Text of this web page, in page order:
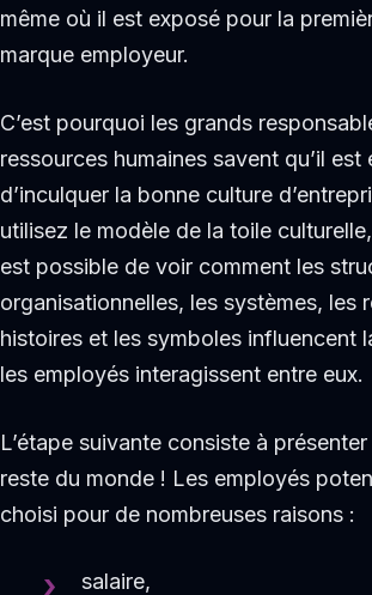
même où il est exposé pour la
marque employeur.
C’est pourquoi les grands
ressources humaines savent qu’il est
d’inculquer la bonne culture
utilisez le modèle de la toile
est possible de voir comment les
organisationnelles, les systèmes, les
histoires et les symboles influencent
les employés interagissent entre eux.
L’étape suivante consiste à
reste du monde ! Les employés
choisi pour de nombreuses raisons :
salaire,